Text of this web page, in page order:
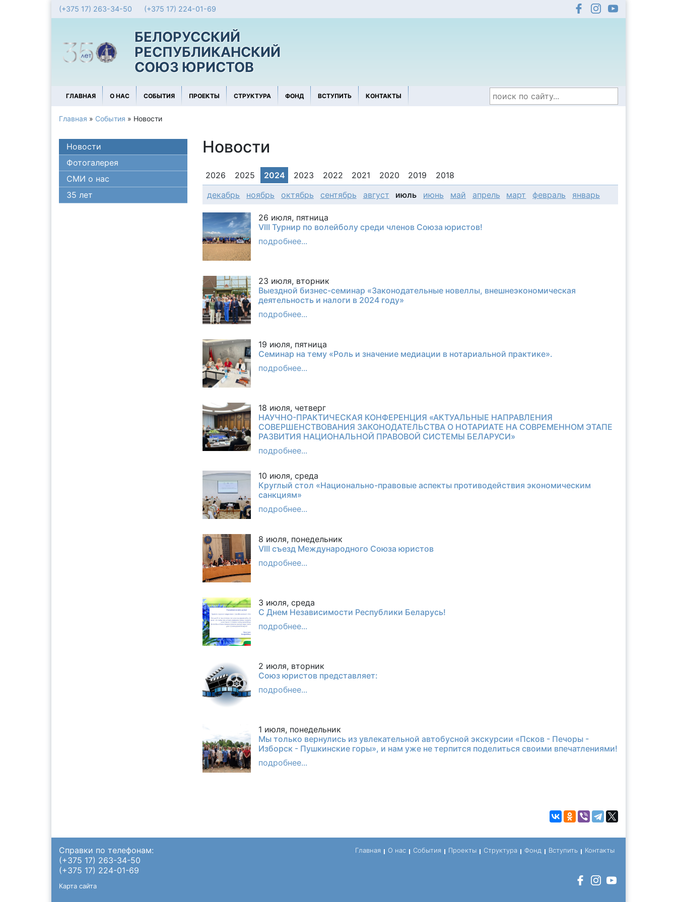
(+375 17) 263-34-50 (+375 17) 224-01-69
БЕЛОРУССКИЙ
РЕСПУБЛИКАНСКИЙ
СОЮЗ ЮРИСТОВ
ГЛАВНАЯ О НАС СОБЫТИЯ ПРОЕКТЫ СТРУКТУРА ФОНД ВСТУПИТЬ КОНТАКТЫ
Главная » События » Новости
Новости
Фотогалерея
СМИ о нас
35 лет
Новости
2026 2025 2024 2023 2022 2021 2020 2019
2018
декабрь
ноябрь октябрь сентябрь август июль июнь май апрель март февраль январь
26 июля, пятница
VIII Турнир по волейболу среди членов Союза юристов!
подробнее...
23 июля, вторник
Выездной бизнес-семинар «Законодательные новеллы, внешнеэкономическая
деятельность и налоги в 2024 году»
подробнее...
19 июля, пятница
Семинар на тему «Роль и значение медиации в нотариальной практике».
подробнее...
18 июля, четверг
НАУЧНО-ПРАКТИЧЕСКАЯ КОНФЕРЕНЦИЯ «АКТУАЛЬНЫЕ НАПРАВЛЕНИЯ
СОВЕРШЕНСТВОВАНИЯ ЗАКОНОДАТЕЛЬСТВА О НОТАРИАТЕ НА СОВРЕМЕННОМ ЭТАПЕ
РАЗВИТИЯ НАЦИОНАЛЬНОЙ ПРАВОВОЙ СИСТЕМЫ БЕЛАРУСИ»
подробнее...
10 июля, среда
Круглый стол «Национально-правовые аспекты противодействия экономическим
санкциям»
подробнее...
8 июля, понедельник
VIII съезд Международного Союза юристов
подробнее...
3 июля, среда
С Днем Независимости Республики Беларусь!
подробнее...
2 июля, вторник
Союз юристов представляет:
подробнее...
1 июля, понедельник
Мы только вернулись из увлекательной автобусной экскурсии «Псков - Печоры -
Изборск - Пушкинские горы», и нам уже не терпится поделиться своими впечатлениями!
подробнее...
Справки по телефонам:
(+375 17) 263-34-50
(+375 17) 224-01-69
Карта сайта
Главная О нас События Проекты Структура Фонд Вступить Контакты